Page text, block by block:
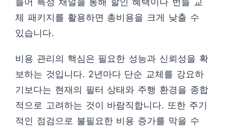
체 패키지를 활용하면 총비용을 크게 낮출 수
있습니다.
비용 관리의 핵심은 필요한 성능과 신뢰성을 확
보하는 것입니다. 2년마다 단순 교체를 강요하
기보다는 현재의 필터 상태와 주행 환경을 종합
적으로 고려하는 것이 바람직합니다. 또한 주기
적인 점검으로 불필요한 비용 증가를 막을 수